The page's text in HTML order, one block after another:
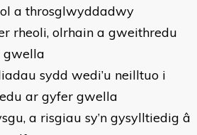
a throsglwyddadwy
rheoli, olrhain a gweithredu
gwella
sydd wedi’u neilltuo i
ar gyfer gwella
a risgiau sy’n gysylltiedig â